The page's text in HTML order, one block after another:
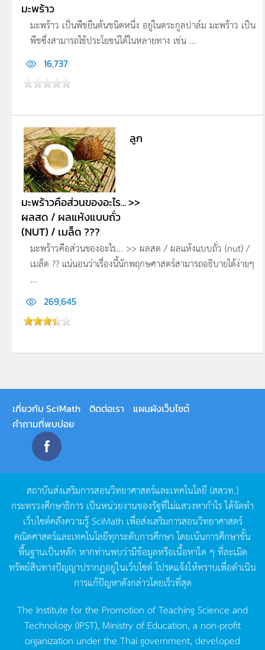
มะพร้าว
มะพร้าว เป็นพืชยืนต้นชนิดหนึ่ง อยู่ในตระกูลปาล์ม มะพร้าว เป็น
พืชซึ่งสามารถใช้ประโยชน์ได้ในหลายทาง เช่น ...
16,737
ลูก
มะพร้าวคือส่วนของอะไร... >>
ผลสด / ผลแห้งแบบถั่ว
(NUT) / เมล็ด ???
มะพร้าวคือส่วนของอะไร... >> ผลสด / ผลแห้งแบบถั่ว (nut) /
เมล็ด ?? แน่นอนว่าเรื่องนี้นักพฤกษศาสตร์สามารถอธิบายได้ง่ายๆ
...
269,645
เกี่ยวกับ SciMath ติดต่อเรา
แผนผังเว็บไซต์
คำถามที่พบบ่อย
สถาบันส่งเสริมการสอนวิทยาศาสตร์และเทคโนโลยี (สสวท.)
กระทรวงศึกษาธิการ เป็นหน่วยงานของรัฐที่ไม่แสวงหากำไรได้จัดทำ
เว็บไซต์คลังความรู้SciMath เพื่อส่งเสริมการสอนวิทยาศาสตร์
คณิตศาสตร์และเทคโนโลยีทุกระดับการศึกษา โดยเน้นการศึกษาขั้น
พื้นฐานเป็นหลัก หากท่านพบว่ามีข้อมูลหรือเนื้อหาใด ๆ ที่ละเมิด
ทรัพย์สินทางปัญญาปรากฏอยู่ในเว็บไซต์โปรดแจ้งให้ทราบเพื่อดำเนิน
การแก้ปัญหาดังกล่าวโดยเร็วที่สุด
The Institute for the Promotion of Teaching Science and
Technology (IPST), Ministry of Education, a non-profit
organization under the Thai government, developed